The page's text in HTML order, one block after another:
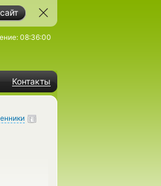
Контакты
08:36:00